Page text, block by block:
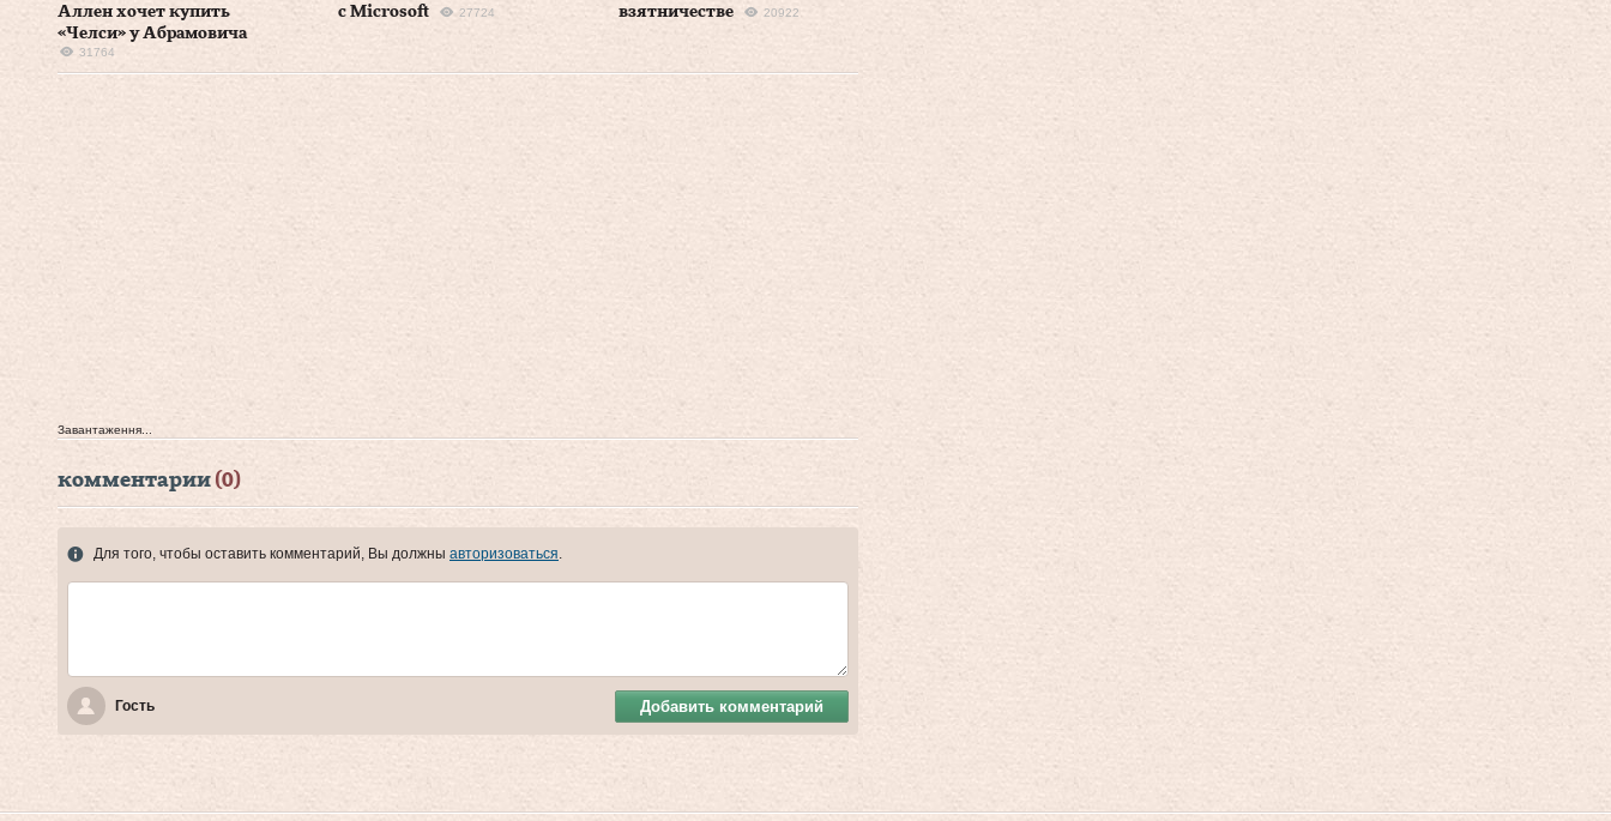
Аллен хочет купить
«Челси» у Абрамовича
31764
с Microsoft
27724
взятничестве
20922
Завантаження...
комментарии (0)
Для того, чтобы оставить комментарий, Вы должны авторизоваться
Гость Добавить комментарий